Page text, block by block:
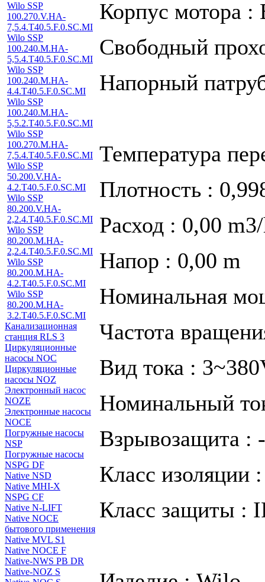
Wilo SSP
100.270.V.HA-
7,5.4.T40.5.F.0.SC.MI
Wilo SSP
100.240.M.HA-
5,5.4.T40.5.F.0.SC.MI
Wilo SSP
100.240.M.HA-
4.4.T40.5.F.0.SC.MI
Wilo SSP
100.240.M.HA-
5,5.2.T40.5.F.0.SC.MI
Wilo SSP
100.270.M.HA-
7,5.4.T40.5.F.0.SC.MI
Wilo SSP
50.200.V.HA-
4.2.T40.5.F.0.SC.MI
Wilo SSP
80.200.V.HA-
2,2.4.T40.5.F.0.SC.MI
Wilo SSP
80.200.M.HA-
2,2.4.T40.5.F.0.SC.MI
Wilo SSP
80.200.M.HA-
4.2.T40.5.F.0.SC.MI
Wilo SSP
80.200.M.HA-
3.2.T40.5.F.0.SC.MI
Канализационная
станция RLS 3
Циркуляционные
насосы NOC
Циркуляционные
насосы NOZ
Электронный насос
NOZE
Электронные насосы
NOCE
Погружные насосы
NSP
Погружные насосы
NSPG DF
Native NSD
Native MHI-X
NSPG CF
Native N-LIFT
Native NOCE
бытового применения
Native MVL S1
Native NOCE F
Native-NWS PB DR
Native-NOZ S
Корпус мотора :
Свободный
Напорный
Температура
Плотность :
Расход : 0,00
Напор : 0,00 m
Номинальная
Частота
Вид тока :
Номинальный
Взрывозащита :
Класс изоляции
Класс защиты :